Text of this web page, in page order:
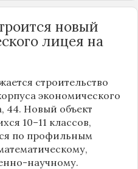
новый
лицея на
строительство
экономического
44. Новый объект
10–11 классов,
по профильным
научному.